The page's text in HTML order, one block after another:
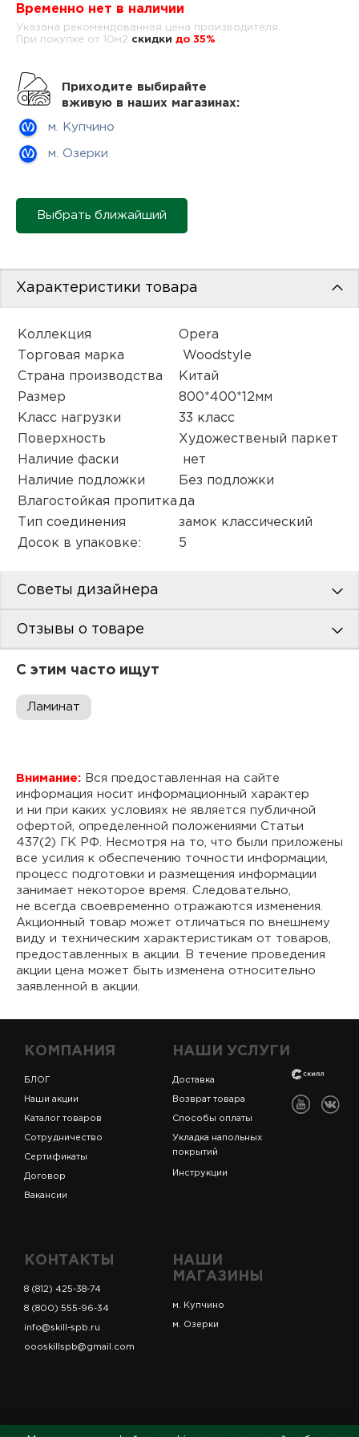
Временно нет в наличии
Указана рекомендованная цена производителя.
При покупке от 10м2 cкидки до 35%
Приходите выбирайте
вживую в наших магазинах:
м. Купчино
м. Озерки
Выбрать ближайший
Характеристики товара
Коллекция
Opera
Торговая марка
Woodstyle
Страна производства
Китай
Размер
800*400*12мм
Класс нагрузки
33 класс
Поверхность
Художественый паркет
Наличие фаски
нет
Наличие подложки
Без подложки
Влагостойкая пропитка да
Тип соединения
замок классический
Досок в упаковке:
5
Советы дизайнера
Отзывы о товаре
С этим часто ищут
Ламинат
Внимание: Вся предоставленная на сайте
информация носит информационный характер
и ни при каких условиях не является публичной
офертой, определенной положениями Статьи
437(2) ГК РФ. Несмотря на то, что были приложены
все усилия к обеспечению точности информации,
процесс подготовки и размещения информации
занимает некоторое время. Следовательно,
не всегда своевременно отражаются изменения.
Акционный товар может отличаться по внешнему
виду и техническим характеристикам от товаров,
предоставленных в акции. В течение проведения
акции цена может быть изменена относительно
заявленной в акции.
КОМПАНИЯ
БЛОГ
Наши акции
Каталог товаров
Сотрудничество
Сертификаты
Договор
Вакансии
НАШИ УСЛУГИ
Доставка
Возврат товара
Способы оплаты
Укладка напольных
покрытий
Инструкции
КОНТАКТЫ
8 (812) 425-38-74
8 (800) 555-96-34
info@skill-spb.ru
oooskillspb@gmail.com
НАШИ
МАГАЗИНЫ
м. Купчино
м. Озерки